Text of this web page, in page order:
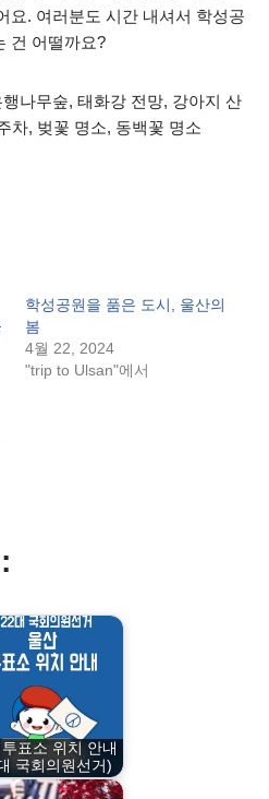
요. 여러분도 시간 내셔서 학성공
건 어떨까요?
나무숲, 태화강 전망, 강아지 산
차, 벚꽃 명소, 동백꽃 명소
학성공원을 품은 도시, 울산의
봄
4월 22, 2024
"trip to Ulsan"에서
표소 위치 안내
국회의원선거)